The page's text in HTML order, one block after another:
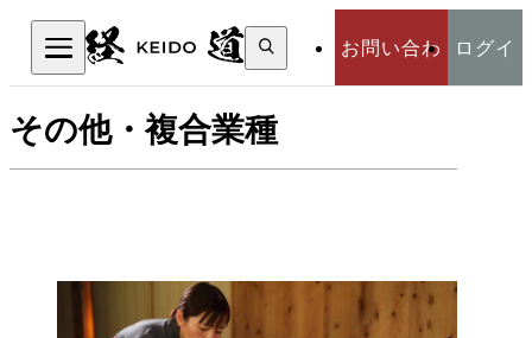
お問い合わ ログイ
検
索:
検索
その他・複合業種